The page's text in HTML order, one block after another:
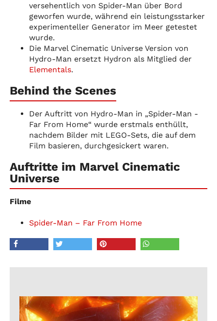
versehentlich von Spider-Man über Bord
geworfen wurde, während ein leistungsstarker
experimenteller Generator im Meer getestet
wurde.
Die Marvel Cinematic Universe Version von
Hydro-Man ersetzt Hydron als Mitglied der
Elementals.
Behind the Scenes
Der Auftritt von Hydro-Man in „Spider-Man -
Far From Home“ wurde erstmals enthüllt,
nachdem Bilder mit LEGO-Sets, die auf dem
Film basieren, durchgesickert waren.
Auftritte im Marvel Cinematic
Universe
Filme
Spider-Man – Far From Home